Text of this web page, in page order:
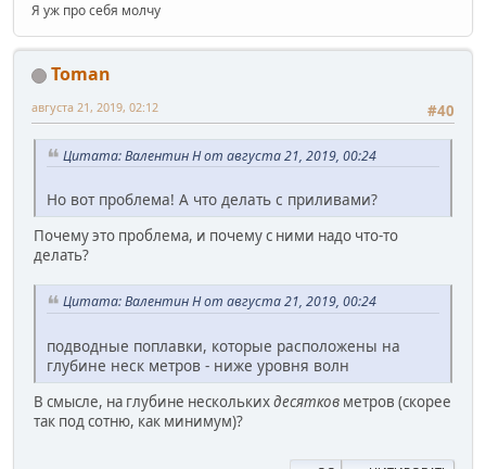
Я уж про себя молчу
Toman
#40
августа 21, 2019, 02:12
Цитата: Валентин Н от августа 21, 2019, 00:24
Но вот проблема! А что делать с приливами?
Почему это проблема, и почему с ними надо что-то
делать?
Цитата: Валентин Н от августа 21, 2019, 00:24
подводные поплавки, которые расположены на
глубине неск метров - ниже уровня волн
В смысле, на глубине несколькихдесятков метров (скорее
так под сотню, как минимум)?